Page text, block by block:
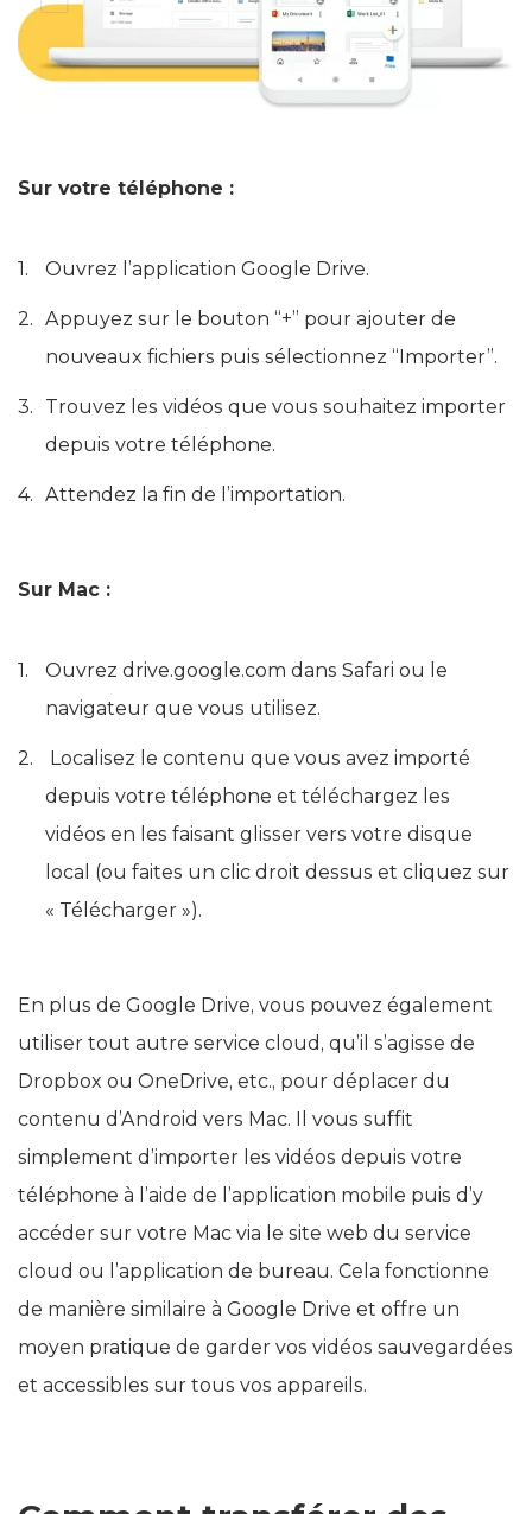
Ouvrez l’application Google Drive.
Appuyez sur le bouton “+” pour ajouter de
nouveaux fichiers puis sélectionnez “Importer”.
Trouvez les vidéos que vous souhaitez importer
depuis votre téléphone.
Ouvrez drive.google.com dans Safari ou le
navigateur que vous utilisez.
Localisez le contenu que vous avez importé
depuis votre téléphone et téléchargez les
vidéos en les faisant glisser vers votre disque
local (ou faites un clic droit dessus et cliquez sur
En plus de Google Drive, vous pouvez également
utiliser tout autre service cloud, qu’il s’agisse de
Dropbox ou OneDrive, etc., pour déplacer du
contenu d’Android vers Mac. Il vous suffit
simplement d’importer les vidéos depuis votre
téléphone à l’aide de l’application mobile puis d’y
accéder sur votre Mac via le site web du service
cloud ou l’application de bureau. Cela fonctionne
de manière similaire à Google Drive et offre un
moyen pratique de garder vos vidéos sauvegardées